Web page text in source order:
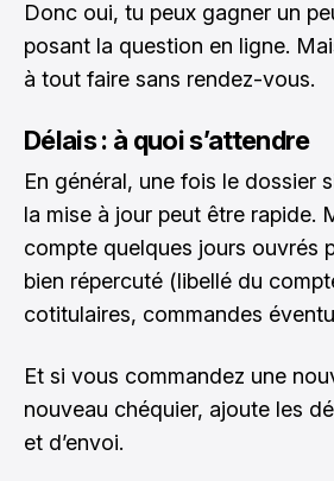
Donc oui, tu peux gagner un
posant la question en ligne.
à tout faire sans rendez-vous.
Délais : à quoi s’attendre
En général, une fois le dossier
la mise à jour peut être rapide.
compte quelques jours ouvrés
bien répercuté (libellé du
cotitulaires, commandes
Et si vous commandez une
nouveau chéquier, ajoute les
et d’envoi.